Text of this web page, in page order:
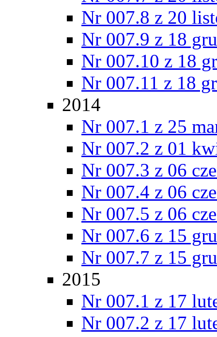
Nr 007.8 z 20
Nr 007.9 z 18
Nr 007.10 z 18
Nr 007.11 z 18
2014
Nr 007.1 z 25
Nr 007.2 z 01
Nr 007.3 z 06
Nr 007.4 z 06
Nr 007.5 z 06
Nr 007.6 z 15
Nr 007.7 z 15
2015
Nr 007.1 z 17
Nr 007.2 z 17